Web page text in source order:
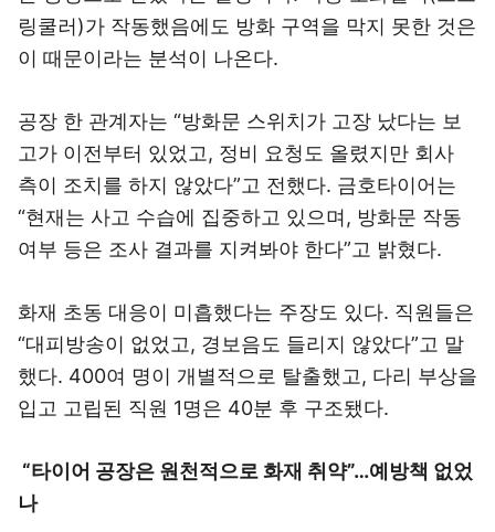
링쿨러)가 작동했음에도 방화 구역을 막지 못한 것은
이 때문이라는 분석이 나온다.
공장 한 관계자는 “방화문 스위치가 고장 났다는 보
고가 이전부터 있었고, 정비 요청도 올렸지만 회사
측이 조치를 하지 않았다”고 전했다. 금호타이어는
“현재는 사고 수습에 집중하고 있으며, 방화문 작동
여부 등은 조사 결과를 지켜봐야 한다”고 밝혔다.
화재 초동 대응이 미흡했다는 주장도 있다. 직원들은
“대피방송이 없었고, 경보음도 들리지 않았다”고 말
했다. 400여 명이 개별적으로 탈출했고, 다리 부상을
입고 고립된 직원 1명은 40분 후 구조됐다.
“타이어 공장은 원천적으로 화재 취약”…예방책 없었
나